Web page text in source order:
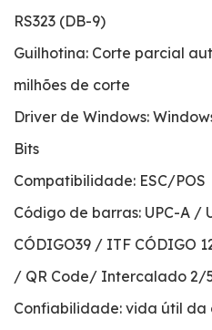
RS323 (DB-9)
Guilhotina: Corte parcial
milhões de corte
Driver de Windows:
Bits
Compatibilidade: ESC/POS
Código de barras: UPC-A /
CÓDIGO39 / ITF CÓDIGO
/ QR Code/ Intercalado 2/
Confiabilidade: vida útil da